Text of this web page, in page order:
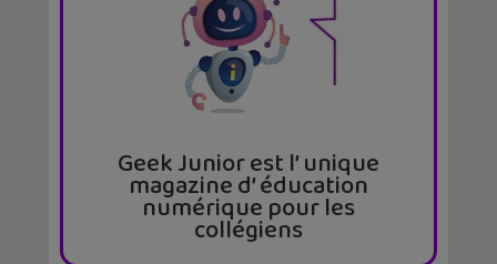
Geek Junior est l’ unique
magazine d’ éducation
numérique pour les
collégiens